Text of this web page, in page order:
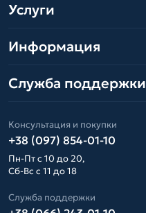
Услуги
Информация
Служба поддержки
Консультация и покупки
+38 (097) 854-01-10
Пн-Пт с 10 до 20,
Сб-Вс с 11 до 18
Служба поддержки